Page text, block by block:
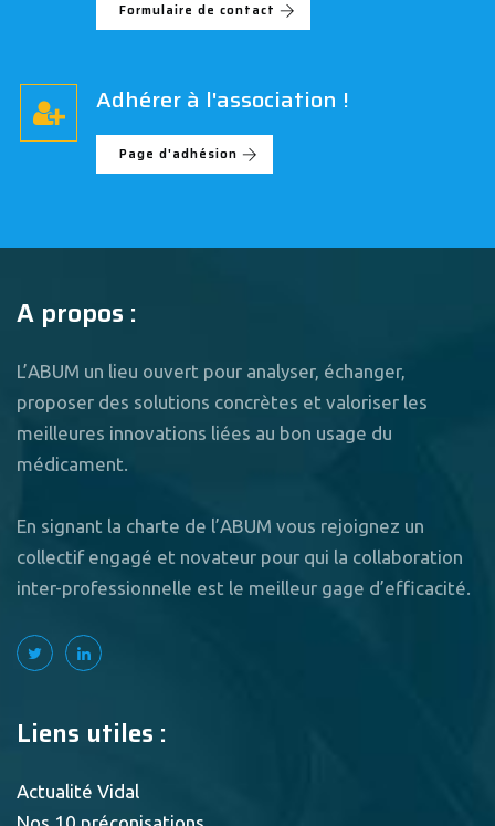
Formulaire de contact
Adhérer à l'association !
Page d'adhésion
A propos :
L’ABUM un lieu ouvert pour analyser, échanger,
proposer des solutions concrètes et valoriser les
meilleures innovations liées au bon usage du
médicament.
En signant la charte de l’ABUM vous rejoignez un
collectif engagé et novateur pour qui la collaboration
inter-professionnelle est le meilleur gage d’efficacité.
Liens utiles :
Actualité Vidal